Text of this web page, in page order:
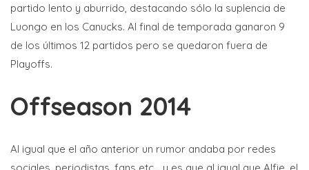
partido lento y aburrido, destacando sólo la suplencia de
Luongo en los Canucks. Al final de temporada ganaron 9
de los últimos 12 partidos pero se quedaron fuera de
Playoffs.
Offseason 2014
Al igual que el año anterior un rumor andaba por redes
sociales, periodistas, fans etc… y es que al igual que Alfie, el